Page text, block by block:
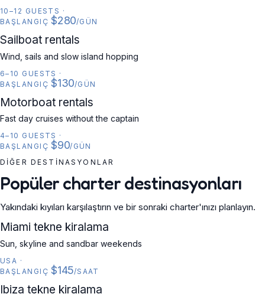
10–12 GUESTS ·
BAŞLANGIÇ $280/GÜN
SAILBOAT
Sailboat rentals
Wind, sails and slow island hopping
6–10 GUESTS ·
BAŞLANGIÇ $130/GÜN
MOTORBOAT
Motorboat rentals
Fast day cruises without the captain
4–10 GUESTS ·
BAŞLANGIÇ $90/GÜN
DIĞER DESTINASYONLAR
Popüler charter destinasyonları
Yakındaki kıyıları karşılaştırın ve bir sonraki charter'ınızı planlayın.
USA
Miami tekne kiralama
Sun, skyline and sandbar weekends
USA ·
BAŞLANGIÇ $145/SAAT
SPAIN
Ibiza tekne kiralama